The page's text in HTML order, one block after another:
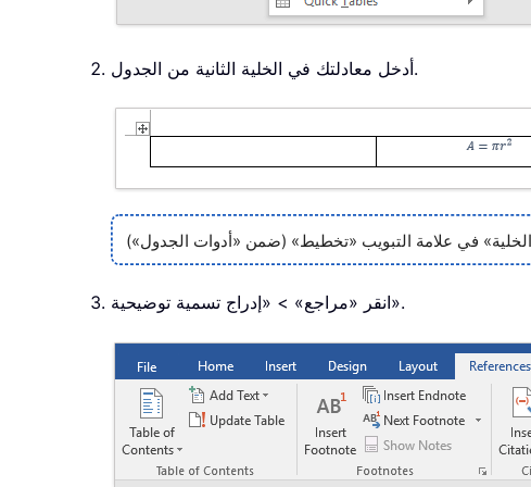
أدخل معادلتك في الخلية الثانية من الجدول.
انقر «مراجع» > «إدراج تسمية توضيحية».